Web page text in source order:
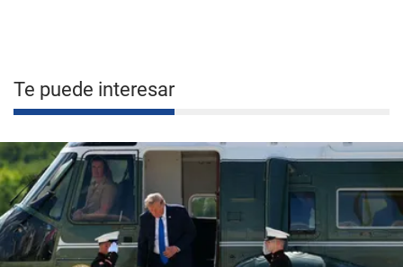
Te puede interesar